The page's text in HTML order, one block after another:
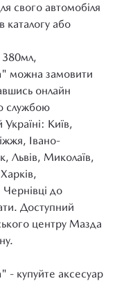
свого автомобіля
каталогу або
можна замовити
онлайн
службою
Київ,
Івано-
Львів, Миколаїв,
до
Доступний
центру Мазда
- купуйте аксесуар